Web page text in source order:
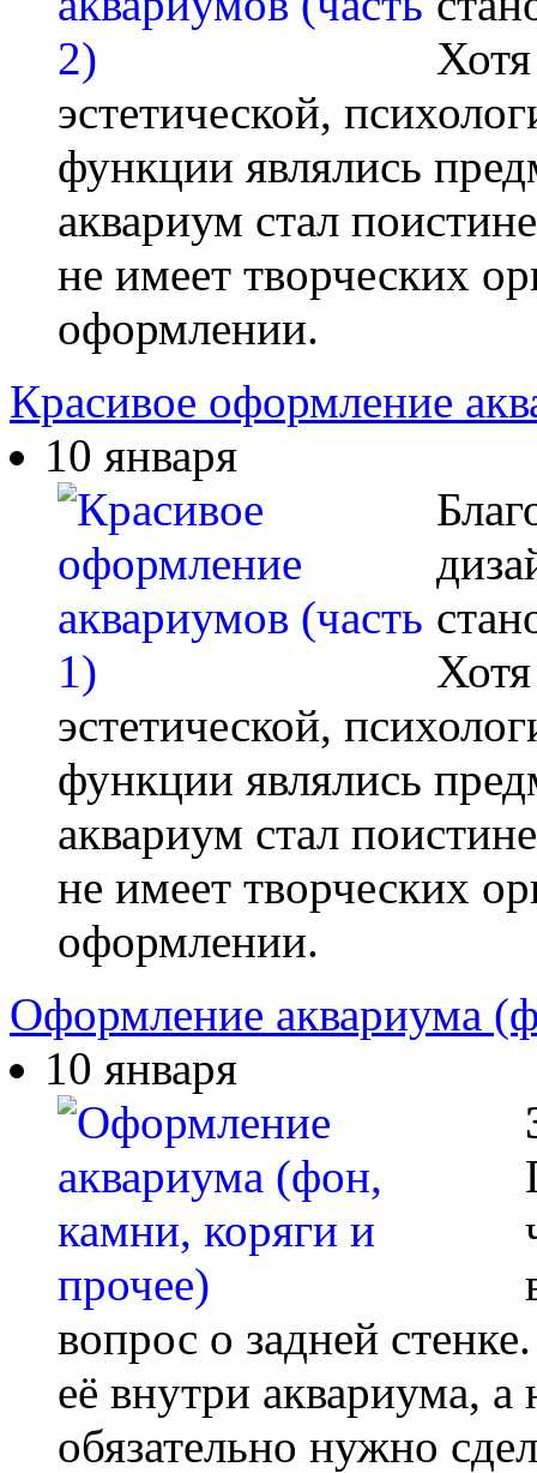
эстетической,
функции являлись
аквариум стал
не имеет творческих
оформлении.
Красивое оформление
10 января
эстетической,
функции являлись
аквариум стал
не имеет творческих
оформлении.
Оформление аквариума
10 января
вопрос о задней
её внутри аквариума,
обязательно нужно